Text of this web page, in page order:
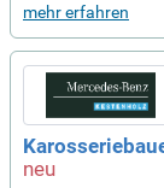
mehr erfahren